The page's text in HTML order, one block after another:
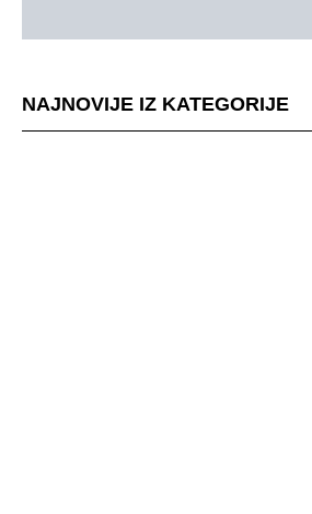
NAJNOVIJE IZ KATEGORIJE